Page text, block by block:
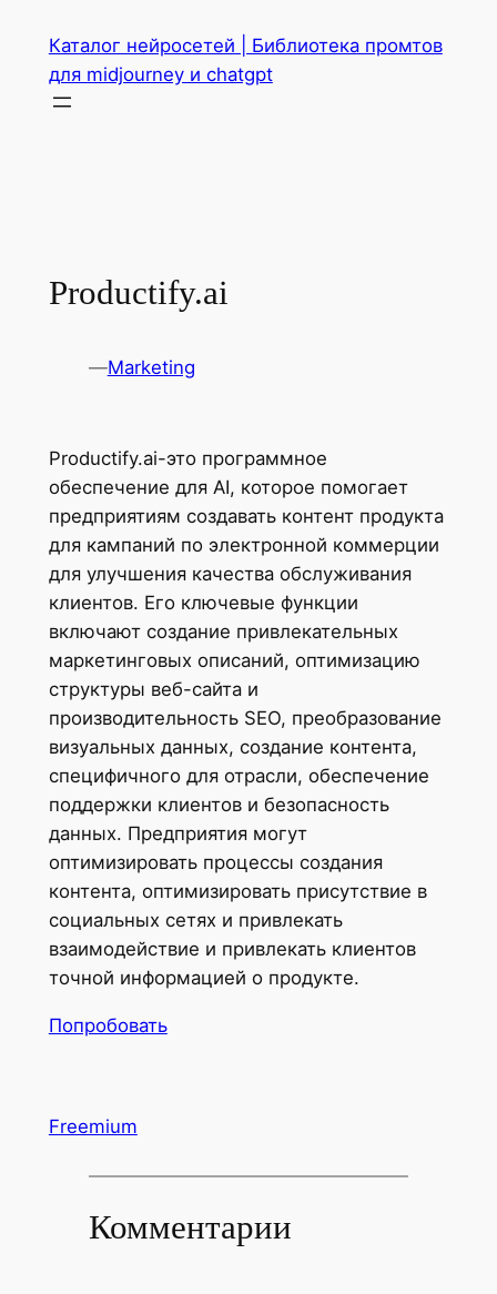
содержимому
Каталог нейросетей | Библиотека промтов
для midjourney и chatgpt
Productify.ai
—Marketing
Productify.ai-это программное
обеспечение для AI, которое помогает
предприятиям создавать контент продукта
для кампаний по электронной коммерции
для улучшения качества обслуживания
клиентов. Его ключевые функции
включают создание привлекательных
маркетинговых описаний, оптимизацию
структуры веб-сайта и
производительность SEO, преобразование
визуальных данных, создание контента,
специфичного для отрасли, обеспечение
поддержки клиентов и безопасность
данных. Предприятия могут
оптимизировать процессы создания
контента, оптимизировать присутствие в
социальных сетях и привлекать
взаимодействие и привлекать клиентов
точной информацией о продукте.
Попробовать
Freemium
Комментарии